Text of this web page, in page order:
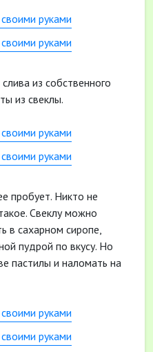
из собственного
из свеклы.
пробует. Никто не
Свеклу можно
в сахарном сиропе,
пудрой по вкусу. Но
пастилы и наломать на